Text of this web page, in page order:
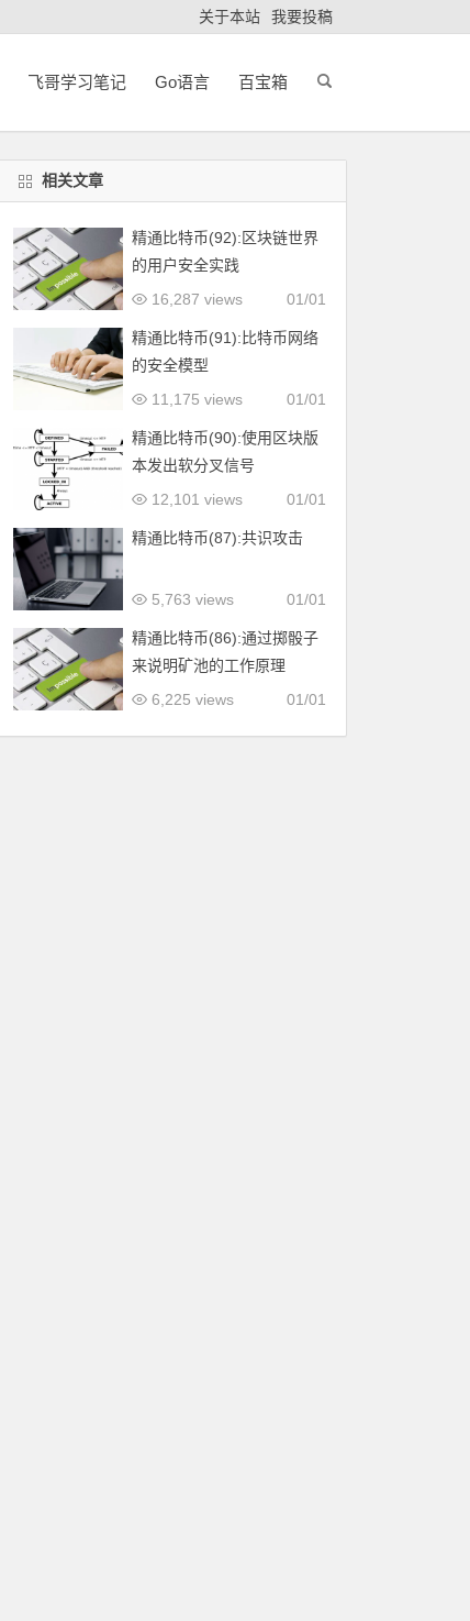
关于本站 我要投稿
飞哥学习笔记 Go语言 百宝箱
相关文章
精通比特币(92):区块链世界
的用户安全实践
01/01
16,287 views
精通比特币(91):比特币网络
的安全模型
01/01
11,175 views
精通比特币(90):使用区块版
本发出软分叉信号
01/01
12,101 views
精通比特币(87):共识攻击
01/01
5,763 views
精通比特币(86):通过掷骰子
来说明矿池的工作原理
01/01
6,225 views